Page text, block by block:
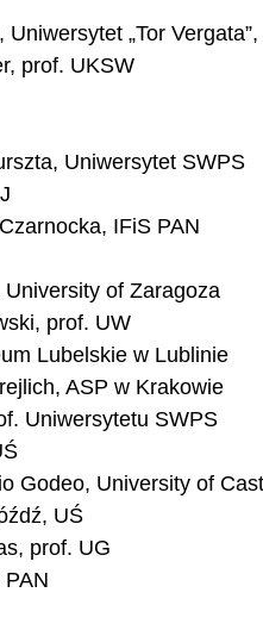
„Tor
prof. UKSW
Uniwersytet SWPS
IFiS PAN
of Zaragoza
prof. UW
Lubelskie w Lublinie
ASP w Krakowie
Uniwersytetu SWPS
Godeo, University of
UŚ
prof. UG